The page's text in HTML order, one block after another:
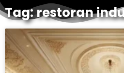
Tag: restoran